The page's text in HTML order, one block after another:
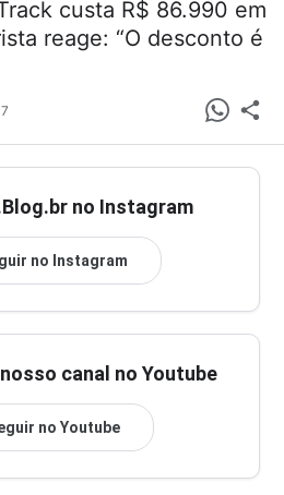
custa R$ 86.990 em
reage: “O desconto é
no Instagram
no Instagram
canal no Youtube
no Youtube